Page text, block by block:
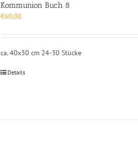
Kommunion Buch 8
€60,00
ca. 40x30 cm 24-30 Stücke
Details